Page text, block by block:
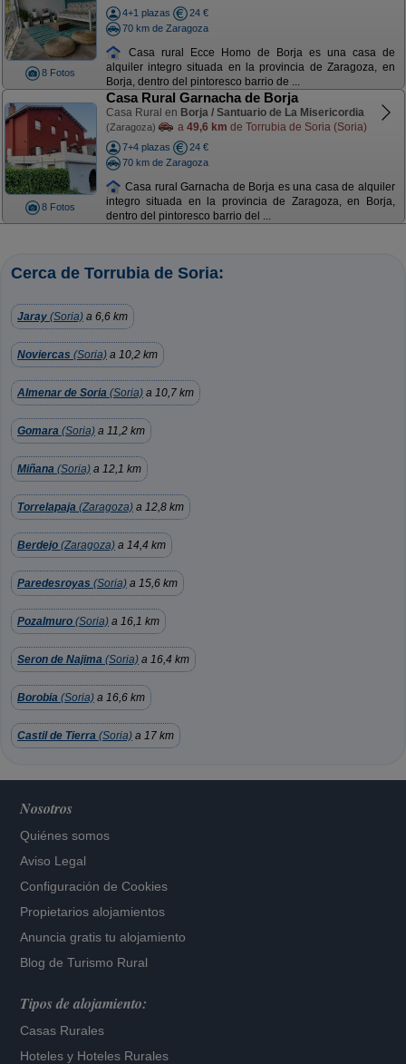
8 Fotos
4+1 plazas
24 €
70 km de Zaragoza
Casa rural Ecce Homo de Borja es una casa de
alquiler integro situada en la provincia de Zaragoza, en
Borja, dentro del pintoresco barrio de ...
8 Fotos
Casa Rural Garnacha de Borja
Casa Rural en Borja / Santuario de La Misericordia
(Zaragoza) a 49,6 km de Torrubia de Soria (Soria)
7+4 plazas
24 €
70 km de Zaragoza
Casa rural Garnacha de Borja es una casa de alquiler
integro situada en la provincia de Zaragoza, en Borja,
dentro del pintoresco barrio del ...
Cerca de Torrubia de Soria:
Jaray (Soria) a 6,6 km
Noviercas (Soria) a 10,2 km
Almenar de Soria (Soria) a 10,7 km
Gomara (Soria) a 11,2 km
Miñana (Soria) a 12,1 km
Torrelapaja (Zaragoza) a 12,8 km
Berdejo (Zaragoza) a 14,4 km
Paredesroyas (Soria) a 15,6 km
Pozalmuro (Soria) a 16,1 km
Seron de Najima (Soria) a 16,4 km
Borobia (Soria) a 16,6 km
Castil de Tierra (Soria) a 17 km
Nosotros
Quiénes somos
Aviso Legal
Configuración de Cookies
Propietarios alojamientos
Anuncia gratis tu alojamiento
Blog de Turismo Rural
Tipos de alojamiento:
Casas Rurales
Hoteles y Hoteles Rurales